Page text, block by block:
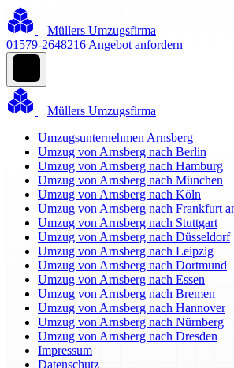
Müllers Umzugsfirma
01579-2648216 Angebot anfordern
Müllers Umzugsfirma
Umzugsunternehmen Arnsberg
Umzug von Arnsberg nach Berlin
Umzug von Arnsberg nach Hamburg
Umzug von Arnsberg nach München
Umzug von Arnsberg nach Köln
Umzug von Arnsberg nach Frankfurt
Umzug von Arnsberg nach Stuttgart
Umzug von Arnsberg nach Düsseldorf
Umzug von Arnsberg nach Leipzig
Umzug von Arnsberg nach Dortmund
Umzug von Arnsberg nach Essen
Umzug von Arnsberg nach Bremen
Umzug von Arnsberg nach Hannover
Umzug von Arnsberg nach Nürnberg
Umzug von Arnsberg nach Dresden
Impressum
Datenschutz